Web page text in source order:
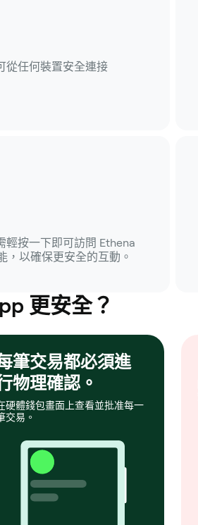
任何裝置安全連接
輕按一下即可訪問 Ethena
，以確保更安全的互動。
更安全？
筆交易都必須進
物理確認。
硬體錢包畫面上查看並批准每一
交易。